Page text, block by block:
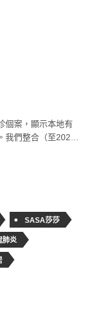
個案，顯示本地有
我們整合（至202…
SASA莎莎
肺炎